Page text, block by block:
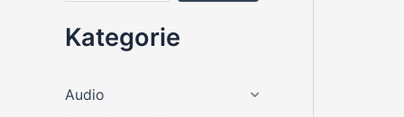
Kategorie
Audio